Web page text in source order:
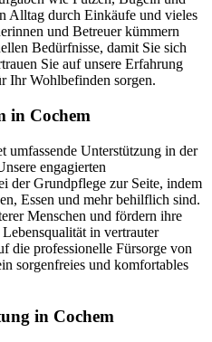
Alltag durch Einkäufe und vieles
und Betreuer kümmern
Bedürfnisse, damit Sie sich
Sie auf unsere Erfahrung
Ihr Wohlbefinden sorgen.
in Cochem
umfassende Unterstützung in der
engagierten
der Grundpflege zur Seite, indem
Essen und mehr behilflich sind.
Menschen und fördern ihre
in vertrauter
die professionelle Fürsorge von
sorgenfreies und komfortables
in Cochem